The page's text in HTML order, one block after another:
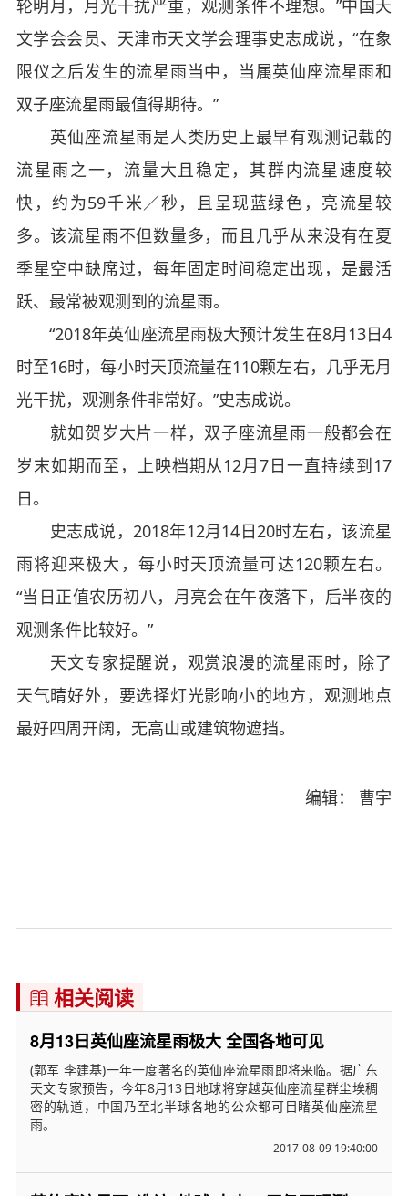
轮明月，月光干扰严重，观测条件不理想。”中国天
文学会会员、天津市天文学会理事史志成说，“在象
限仪之后发生的流星雨当中，当属英仙座流星雨和
双子座流星雨最值得期待。”
英仙座流星雨是人类历史上最早有观测记载的
流星雨之一，流量大且稳定，其群内流星速度较
快，约为59千米／秒，且呈现蓝绿色，亮流星较
多。该流星雨不但数量多，而且几乎从来没有在夏
季星空中缺席过，每年固定时间稳定出现，是最活
跃、最常被观测到的流星雨。
“2018年英仙座流星雨极大预计发生在8月13日4
时至16时，每小时天顶流量在110颗左右，几乎无月
光干扰，观测条件非常好。”史志成说。
就如贺岁大片一样，双子座流星雨一般都会在
岁末如期而至，上映档期从12月7日一直持续到17
日。
史志成说，2018年12月14日20时左右，该流星
雨将迎来极大，每小时天顶流量可达120颗左右。
“当日正值农历初八，月亮会在午夜落下，后半夜的
观测条件比较好。”
天文专家提醒说，观赏浪漫的流星雨时，除了
天气晴好外，要选择灯光影响小的地方，观测地点
最好四周开阔，无高山或建筑物遮挡。
编辑： 曹宇
 相关阅读
8月13日英仙座流星雨极大 全国各地可见
(郭军 李建基)一年一度著名的英仙座流星雨即将来临。据广东
天文专家预告，今年8月13日地球将穿越英仙座流星群尘埃稠
密的轨道，中国乃至北半球各地的公众都可目睹英仙座流星
雨。
2017-08-09 19:40:00